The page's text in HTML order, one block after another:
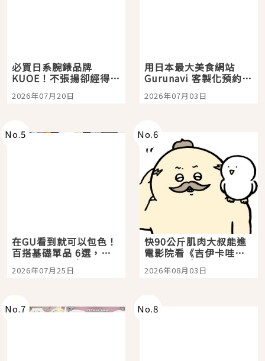
必買日系腕錶品牌
KUOE！不張揚卻經得起
時間洗鍊的經典之作五
選
2026年07月20日
用日本最大美食網站
Gurunavi 客製化預約九
大都市餐廳，打造專屬
美食體驗！
2026年07月03日
No.5
在GU看到就可以包色！
百搭基礎單品 6選，閉
眼全收也不心疼
2026年07月25日
No.6
快90公斤肌肉大叔能進
電影院看《吉伊卡哇》
嗎？日本重金屬樂團
「打首」會長與nagano
2026年08月03日
No.7 No.8